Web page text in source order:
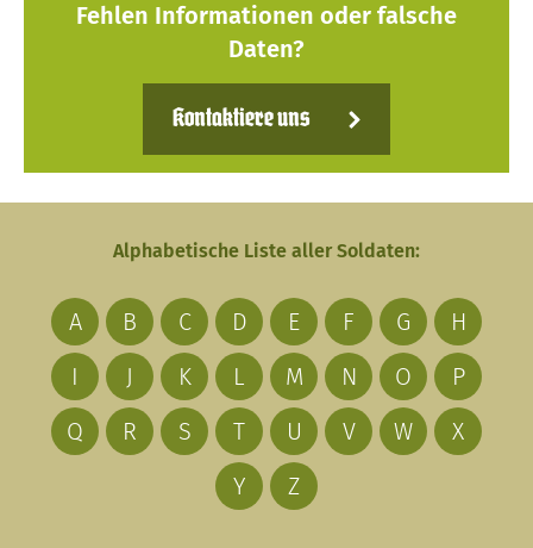
Fehlen Informationen oder falsche
Daten?
Kontaktiere uns
Alphabetische Liste aller Soldaten:
A B C D E F G
H
I
J K L M N O
P
Q
R S T U V W
X
Y
Z